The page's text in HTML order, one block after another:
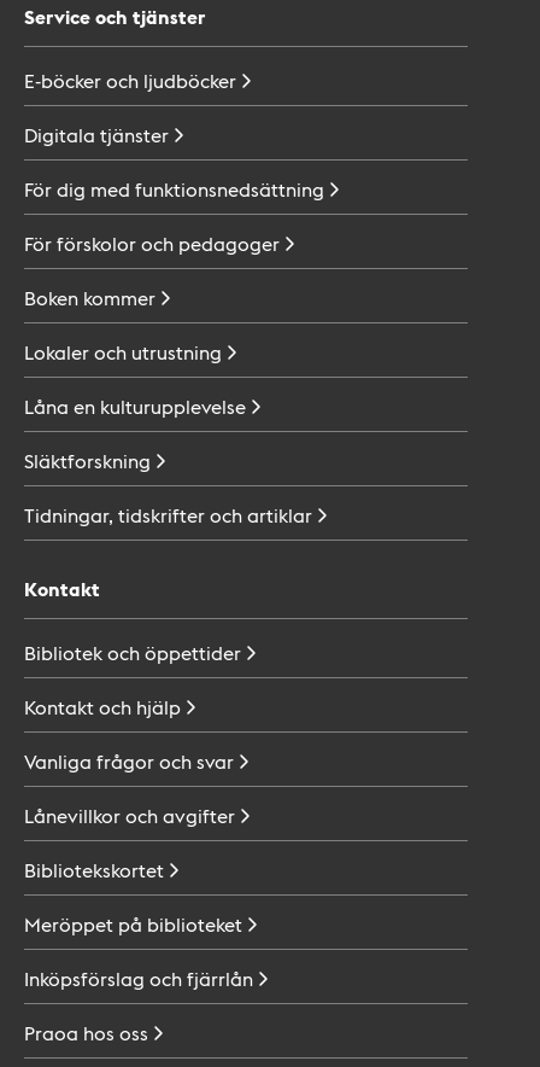
Service och tjänster
E-böcker och ljudböcker
Digitala tjänster
För dig med funktionsnedsättning
För förskolor och pedagoger
Boken kommer
Lokaler och utrustning
Låna en kulturupplevelse
Släktforskning
Tidningar, tidskrifter ochartiklar
Kontakt
Bibliotek ochöppettider
Kontakt och hjälp
Vanliga frågor ochsvar
Lånevillkor ochavgifter
Bibliotekskortet
Meröppet på biblioteket
Inköpsförslag ochfjärrlån
Praoa hos oss